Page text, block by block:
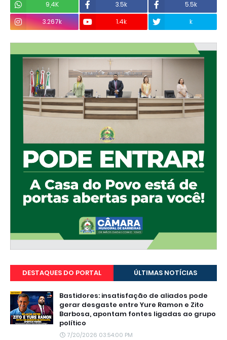
9,4K 3.5k
5.5k
3.267k
1.4k k
DESTAQUES DO PORTAL ÚLTIMAS NOTÍCIAS
Bastidores: insatisfação de aliados pode
gerar desgaste entre Yure Ramon e Zito
Barbosa, apontam fontes ligadas ao grupo
político
7/20/2026 03:54:00 PM